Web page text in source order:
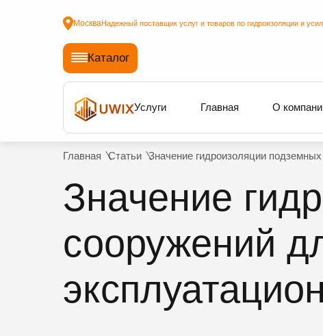
МоскваНадежный поставщик услуг и товаров по гидроизоляции и
Каталог
Услуги Главная О
Главная Статьи Значение гидроизоляции
Значение
сооружений